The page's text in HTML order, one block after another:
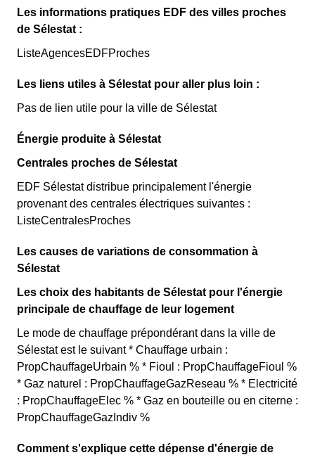
Les informations pratiques EDF des villes proches
de Sélestat :
ListeAgencesEDFProches
Les liens utiles à Sélestat pour aller plus loin :
Pas de lien utile pour la ville de Sélestat
Énergie produite à Sélestat
Centrales proches de Sélestat
EDF Sélestat distribue principalement l'énergie
provenant des centrales électriques suivantes :
ListeCentralesProches
Les causes de variations de consommation à
Sélestat
Les choix des habitants de Sélestat pour l'énergie
principale de chauffage de leur logement
Le mode de chauffage prépondérant dans la ville de
Sélestat est le suivant * Chauffage urbain :
PropChauffageUrbain % * Fioul : PropChauffageFioul %
* Gaz naturel : PropChauffageGazReseau % * Electricité
: PropChauffageElec % * Gaz en bouteille ou en citerne :
PropChauffageGazIndiv %
Comment s'explique cette dépense d'énergie de